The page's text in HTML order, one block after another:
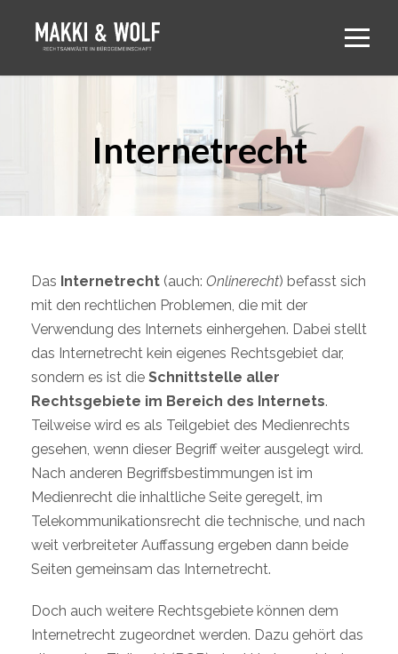
Internetrecht
Das Internetrecht (auch: Onlinerecht) befasst sich
mit den rechtlichen Problemen, die mit der
Verwendung des Internets einhergehen. Dabei stellt
das Internetrecht kein eigenes Rechtsgebiet dar,
sondern es ist die Schnittstelle aller
Rechtsgebiete im Bereich des Internets.
Teilweise wird es als Teilgebiet des Medienrechts
gesehen, wenn dieser Begriff weiter ausgelegt wird.
Nach anderen Begriffsbestimmungen ist im
Medienrecht die inhaltliche Seite geregelt, im
Telekommunikationsrecht die technische, und nach
weit verbreiteter Auffassung ergeben dann beide
Seiten gemeinsam das Internetrecht.
Doch auch weitere Rechtsgebiete können dem
Internetrecht zugeordnet werden. Dazu gehört das